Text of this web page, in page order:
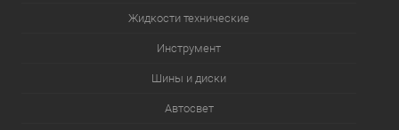
Жидкости технические
Инструмент
Шины и диски
Автосвет